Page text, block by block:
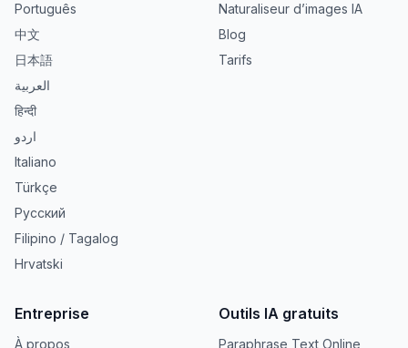
Português
中文
日本語
العربية
हिन्दी
اردو
Italiano
Türkçe
Русский
Filipino / Tagalog
Hrvatski
Naturaliseur d’images IA
Blog
Tarifs
Entreprise
À propos
Outils IA gratuits
Paraphrase Text Online